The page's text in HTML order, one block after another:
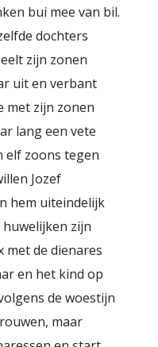
bui mee van bil.
dochters
zijn zonen
uit en verbant
met zijn zonen
lang een vete
elf zoons tegen
Jozef
hem uiteindelijk
zijn
met de dienares
en het kind op
de woestijn
maar